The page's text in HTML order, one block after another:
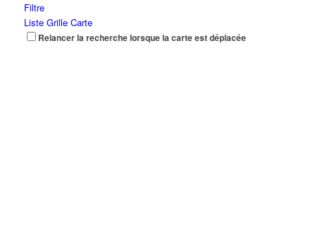
Filtre
Liste Grille Carte
Relancer la recherche lorsque la carte est déplacée